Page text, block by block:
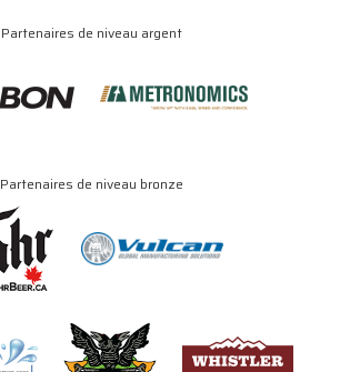
Partenaires de niveau argent
Partenaires de niveau bronze